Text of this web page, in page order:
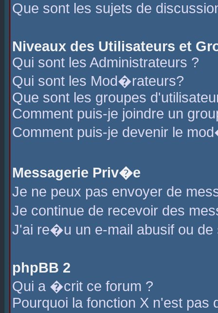
Que sont les sujets de
Niveaux des Utilisateurs et
Qui sont les Administrateurs ?
Qui sont les Mod�rateurs?
Que sont les groupes
Comment puis-je joindre un
Comment puis-je devenir le
Messagerie Priv�e
Je ne peux pas envoyer de
Je continue de recevoir des
J'ai re�u un e-mail abusif ou de
phpBB 2
Qui a �crit ce forum ?
Pourquoi la fonction X n'est pas